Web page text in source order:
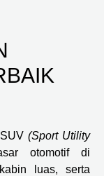
SUV(Sport Utility
otomotif di
luas, serta